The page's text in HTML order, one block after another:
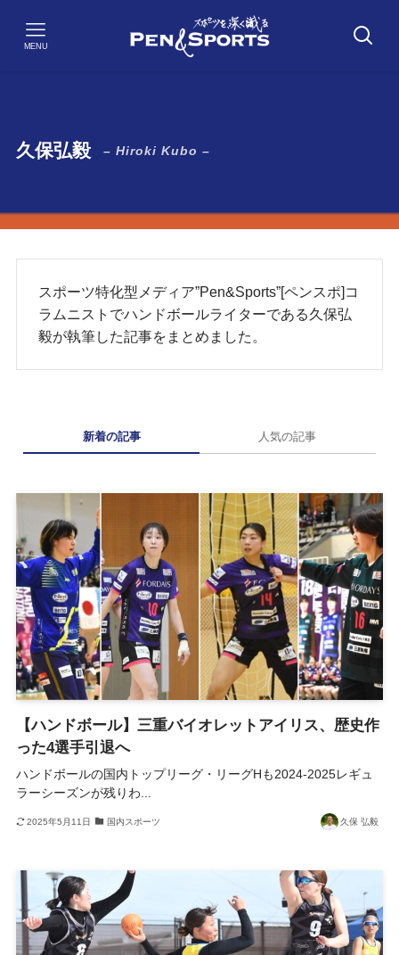
MENU
久保弘毅 – Hiroki Kubo –
スポーツ特化型メディア”Pen&Sports”[ペンスポ]コ
ラムニストでハンドボールライターである久保弘
毅が執筆した記事をまとめました。
新着の記事 人気の記事
【ハンドボール】三重バイオレットアイリス、歴史作
った4選手引退へ
ハンドボールの国内トップリーグ・リーグHも2024-2025レギュ
ラーシーズンが残りわ...
2025年5月11日 国内スポーツ 久保 弘毅